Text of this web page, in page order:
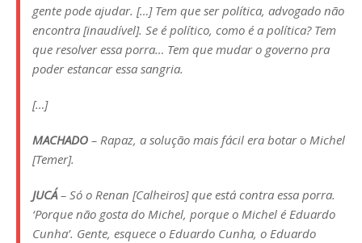
gente pode ajudar. […] Tem que ser política, advogado não
encontra [inaudível]. Se é político, como é a política? Tem
que resolver essa porra… Tem que mudar o governo pra
poder estancar essa sangria.
[…]
MACHADO – Rapaz, a solução mais fácil era botar o Michel
[Temer].
JUCÁ– Só o Renan [Calheiros] que está contra essa porra.
‘Porque não gosta do Michel, porque o Michel é Eduardo
Cunha’. Gente, esquece o Eduardo Cunha, o Eduardo